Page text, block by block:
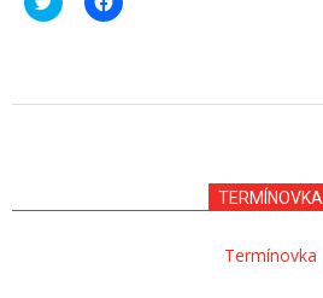
to
new
to
new
TERMÍNOVKA
Termínovka